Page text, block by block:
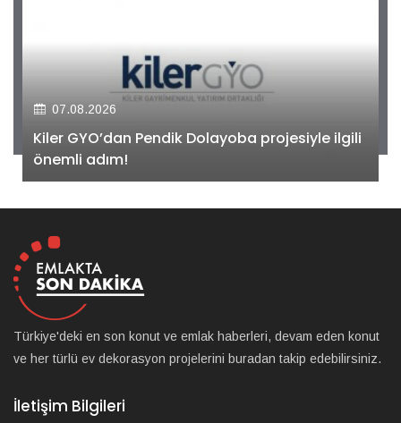
07.08.2026
Kiler GYO’dan Pendik Dolayoba projesiyle ilgili
önemli adım!
Türkiye'deki en son konut ve emlak haberleri, devam eden konut
ve her türlü ev dekorasyon projelerini buradan takip edebilirsiniz.
İletişim Bilgileri